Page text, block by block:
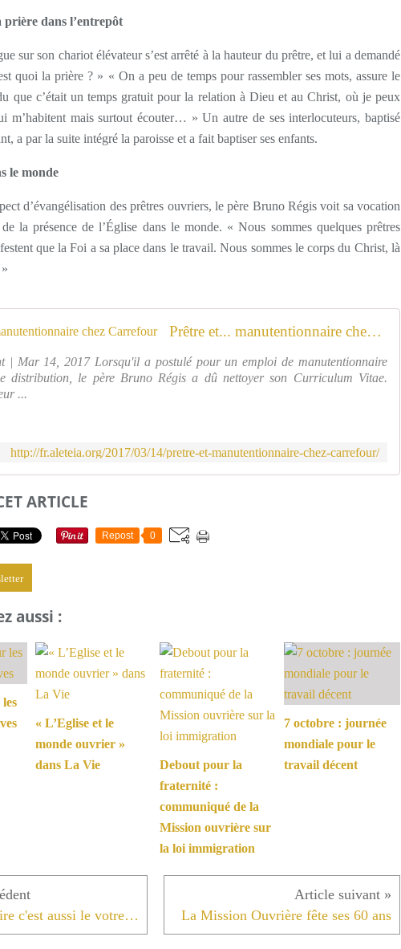
prière dans l’entrepôt
sur son chariot élévateur s’est arrêté à la hauteur du prêtre, et lui a demandé
quoi la prière ? » « On a peu de temps pour rassembler ses mots, assure le
que c’était un temps gratuit pour la relation à Dieu et au Christ, où je peux
m’habitent mais surtout écouter… » Un autre de ses interlocuteurs, baptisé
a par la suite intégré la paroisse et a fait baptiser ses enfants.
le monde
d’évangélisation des prêtres ouvriers, le père Bruno Régis voit sa vocation
la présence de l’Église dans le monde. « Nous sommes quelques prêtres
que la Foi a sa place dans le travail. Nous sommes le corps du Christ, là
Prêtre et... manutentionnaire chez Carrefour
| Mar 14, 2017 Lorsqu'il a postulé pour un emploi de manutentionnaire
distribution, le père Bruno Régis a dû nettoyer son Curriculum Vitae.
...
http://fr.aleteia.org/2017/03/14/pretre-et-manutentionnaire-chez-carrefour/
ARTICLE
Repost 0
aussi :
« L’Eglise et le
monde ouvrier »
dans La Vie
Debout pour la
fraternité :
communiqué de la
Mission ouvrière sur
la loi immigration
7 octobre : journée
mondiale pour le
travail décent
Cet anniversaire c'est aussi le votre ! Alors... La Mission Ouvrière fête ses 60 ans